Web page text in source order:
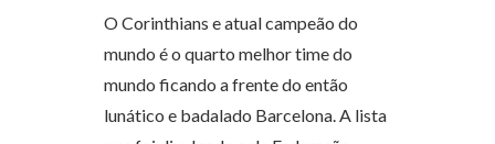
O Corinthians e atual campeão do
mundo é o quarto melhor time do
mundo ficando a frente do então
lunático e badalado Barcelona. A lista